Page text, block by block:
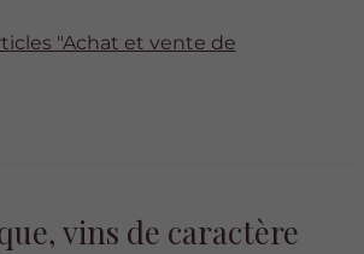
"Achat et vente de
vins de caractère